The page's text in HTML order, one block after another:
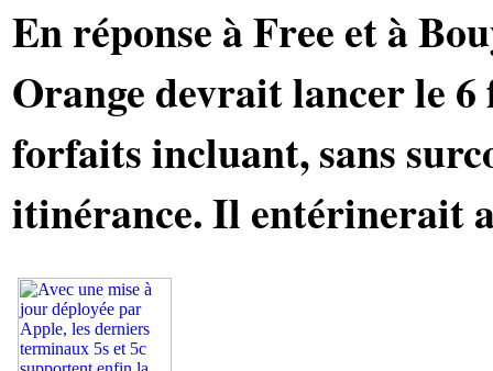
En réponse à Free et à
Orange devrait lancer le
forfaits incluant, sans
itinérance. Il entérinerait